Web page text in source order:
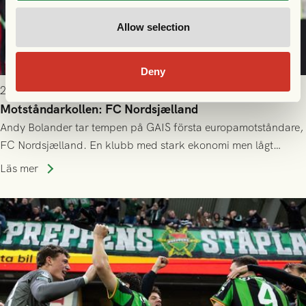
Allow selection
Deny
2026-07-21 11:30
Motståndarkollen: FC Nordsjælland
Andy Bolander tar tempen på GAIS första europamotståndare,
FC Nordsjælland. En klubb med stark ekonomi men lågt
publiksnitt, ett lag med både kollektiv styrka och individuell
Läs mer